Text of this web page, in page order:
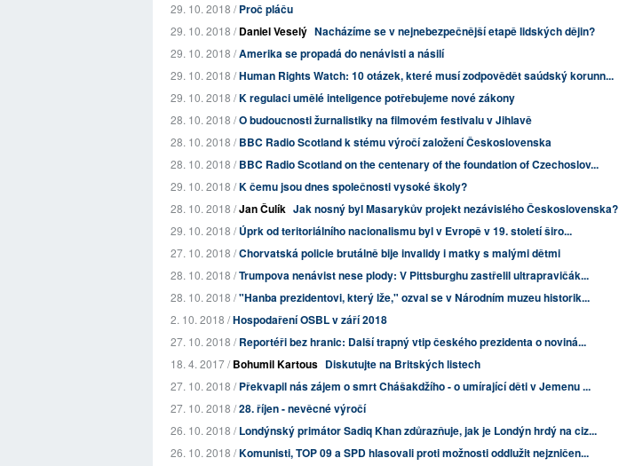
29. 10. 2018 /Proč pláču
29. 10. 2018 /Daniel Veselý Nacházíme se v nejnebezpečnější etapě lidských dějin?
29. 10. 2018 /Amerika se propadá do nenávisti a násilí
29. 10. 2018 /Human Rights Watch: 10 otázek, které musí zodpovědět saúdský korunn...
29. 10. 2018 /K regulaci umělé inteligence potřebujeme nové zákony
28. 10. 2018 /O budoucnosti žurnalistiky na filmovém festivalu v Jihlavě
28. 10. 2018 /BBC Radio Scotland k stému výročí založení Československa
28. 10. 2018 /BBC Radio Scotland on the centenary of the foundation of Czechoslov...
29. 10. 2018 /K čemu jsou dnes společnosti vysoké školy?
28. 10. 2018 /Jan Čulík Jak nosný byl Masarykův projekt nezávislého Československa?
29. 10. 2018 /Úprk od teritoriálního nacionalismu byl v Evropě v 19. století širo...
27. 10. 2018 /Chorvatská policie brutálně bije invalidy i matky s malými dětmi
28. 10. 2018 /Trumpova nenávist nese plody: V Pittsburghu zastřelil ultrapravičák...
28. 10. 2018 /"Hanba prezidentovi, který lže," ozval se v Národním muzeu historik...
2. 10. 2018 /Hospodaření OSBL v září 2018
27. 10. 2018 /Reportéři bez hranic: Další trapný vtip českého prezidenta o noviná...
18. 4. 2017 /Bohumil Kartous Diskutujte na Britských listech
27. 10. 2018 /Překvapil nás zájem o smrt Chášakdžího - o umírající děti v Jemenu ...
27. 10. 2018 /28. říjen - nevěcné výročí
26. 10. 2018 /Londýnský primátor Sadiq Khan zdůrazňuje, jak je Londýn hrdý na ciz...
26. 10. 2018 /Komunisti, TOP 09 a SPD hlasovali proti možnosti oddlužit nejzničen...